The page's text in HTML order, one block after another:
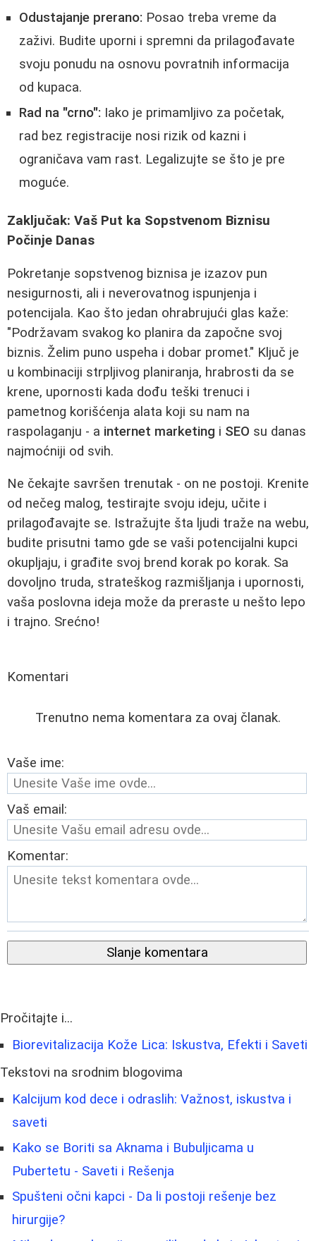
Odustajanje prerano: Posao treba vreme da
zaživi. Budite uporni i spremni da prilagođavate
svoju ponudu na osnovu povratnih informacija
od kupaca.
Rad na "crno": Iako je primamljivo za početak,
rad bez registracije nosi rizik od kazni i
ograničava vam rast. Legalizujte se što je pre
moguće.
Zaključak: Vaš Put ka Sopstvenom Biznisu
Počinje Danas
Pokretanje sopstvenog biznisa je izazov pun
nesigurnosti, ali i neverovatnog ispunjenja i
potencijala. Kao što jedan ohrabrujući glas kaže:
"Podržavam svakog ko planira da započne svoj
biznis. Želim puno uspeha i dobar promet." Ključ je
u kombinaciji strpljivog planiranja, hrabrosti da se
krene, upornosti kada dođu teški trenuci i
pametnog korišćenja alata koji su nam na
raspolaganju - a internet marketing i SEO su danas
najmoćniji od svih.
Ne čekajte savršen trenutak - on ne postoji. Krenite
od nečeg malog, testirajte svoju ideju, učite i
prilagođavajte se. Istražujte šta ljudi traže na webu,
budite prisutni tamo gde se vaši potencijalni kupci
okupljaju, i građite svoj brend korak po korak. Sa
dovoljno truda, strateškog razmišljanja i upornosti,
vaša poslovna ideja može da preraste u nešto lepo
i trajno. Srećno!
Komentari
Trenutno nema komentara za ovaj članak.
Vaše ime:
Vaš email:
Komentar:
Slanje komentara
Pročitajte i...
Biorevitalizacija Kože Lica: Iskustva, Efekti i Saveti
Tekstovi na srodnim blogovima
Kalcijum kod dece i odraslih: Važnost, iskustva i
saveti
Kako se Boriti sa Aknama i Bubuljicama u
Pubertetu - Saveti i Rešenja
Spušteni očni kapci - Da li postoji rešenje bez
hirurgije?